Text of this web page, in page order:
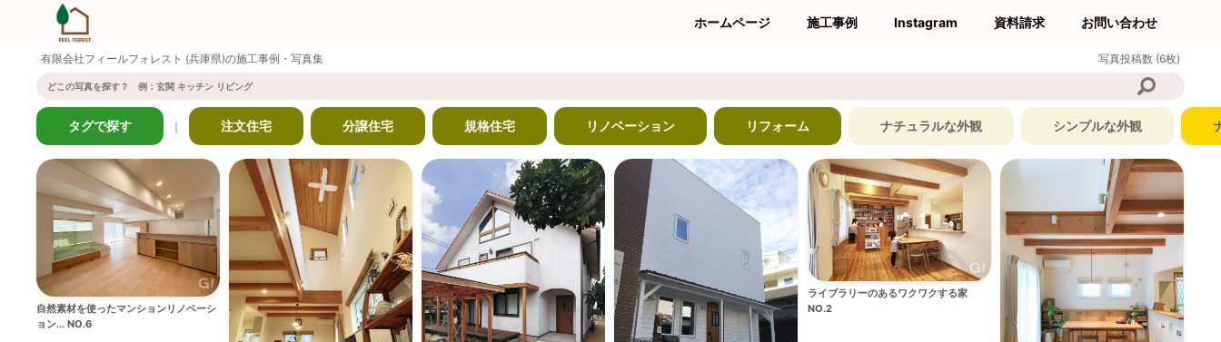
ホームページ 施工事例 Instagram 資料請求 お問い合わせ
有限会社フィールフォレスト (兵庫県)の施工事例・写真集 写真投稿数 (6枚)
タグで探す ｜ 注文住宅 分譲住宅 規格住宅 リノベーション リフォーム ナチュラルな外観 シンプルな外観
自然素材を使ったマンションリノベーシ
ョン... NO.6
ライブラリーのあるワクワクする家
NO.2